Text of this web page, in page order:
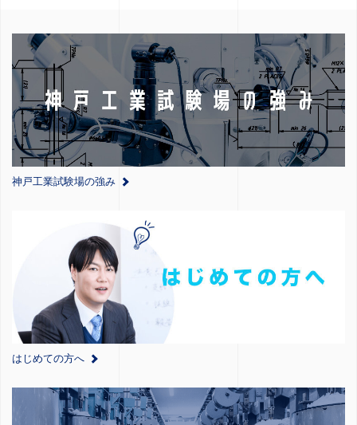
神戸工業試験場の強み
はじめての方へ